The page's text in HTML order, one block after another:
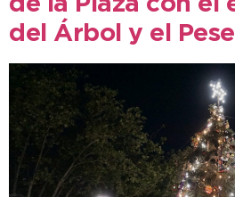
de la Plaza con el
del Árbol y el